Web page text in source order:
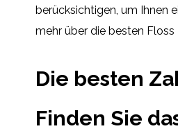
berücksichtigen, um Ihnen
mehr über die besten Floss
Die besten
Finden Sie